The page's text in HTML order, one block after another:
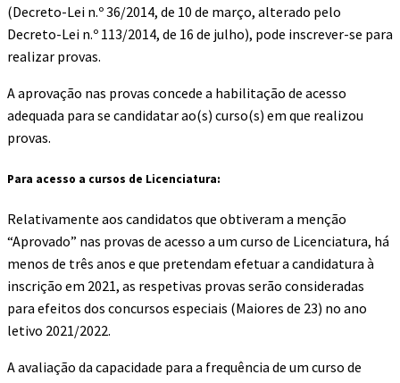
(Decreto-Lei n.º 36/2014, de 10 de março, alterado pelo
Decreto-Lei n.º 113/2014, de 16 de julho), pode inscrever-se para
realizar provas.
A aprovação nas provas concede a habilitação de acesso
adequada para se candidatar ao(s) curso(s) em que realizou
provas.
Para acesso a cursos de Licenciatura:
Relativamente aos candidatos que obtiveram a menção
“Aprovado” nas provas de acesso a um curso de Licenciatura, há
menos de três anos e que pretendam efetuar a candidatura à
inscrição em 2021, as respetivas provas serão consideradas
para efeitos dos concursos especiais (Maiores de 23) no ano
letivo 2021/2022.
A avaliação da capacidade para a frequência de um curso de